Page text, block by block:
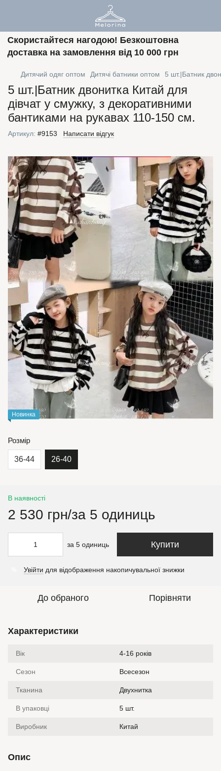
Скористайтеся нагодою! Безкоштовна
доставка на замовлення від 10 000 грн
Дитячий одяг оптом Дитячі батники оптом 5 шт.|Батник
5 шт.|Батник двонитка Китай для
дівчат у смужку, з декоративними
бантиками на рукавах 110-150 см.
Артикул: #9153 Написати відгук
Новинка
Розмір
36-44 26-40
В наявності
2 530 грн/за 5 одиниць
за 5 одиниць Купити
Увійти для відображення накопичувальної знижки
До обраного Порівняти
Характеристики
Вік 4-16 років
Сезон Всесезон
Тканина Двухнитка
В упаковці 5 шт.
Виробник Китай
Опис